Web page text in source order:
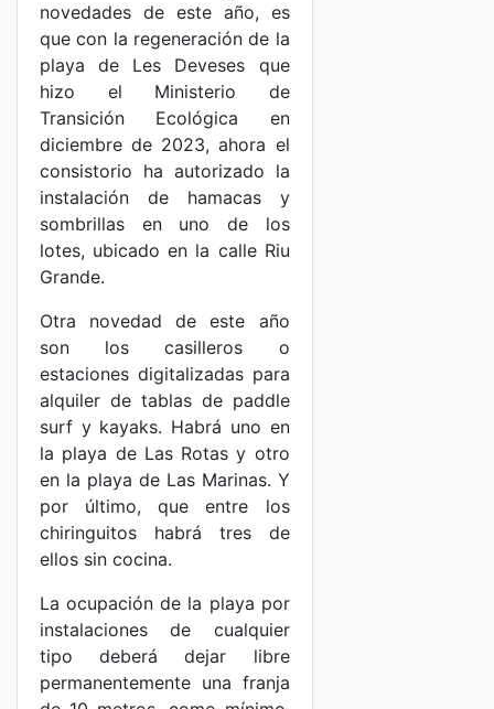
novedades de este año, es
que con la regeneración de la
playa de Les Deveses que
hizo el Ministerio de
Transición Ecológica en
diciembre de 2023, ahora el
consistorio ha autorizado la
instalación de hamacas y
sombrillas en uno de los
lotes, ubicado en la calle Riu
Grande.
Otra novedad de este año
son los casilleros o
estaciones digitalizadas para
alquiler de tablas de paddle
surf y kayaks. Habrá uno en
la playa de Las Rotas y otro
en la playa de Las Marinas. Y
por último, que entre los
chiringuitos habrá tres de
ellos sin cocina.
La ocupación de la playa por
instalaciones de cualquier
tipo deberá dejar libre
permanentemente una franja